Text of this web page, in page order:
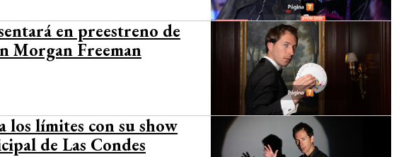
en preestreno de
Morgan Freeman
los límites con su show
de Las Condes